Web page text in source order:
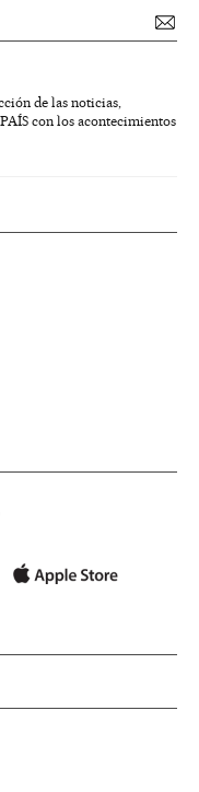
de las noticias,
con los acontecimientos